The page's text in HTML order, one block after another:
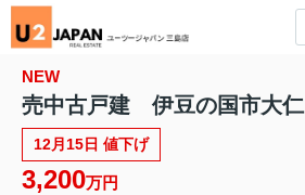
NEW
売中古戸建 伊豆の国市大仁
12月15日 値下げ
3,200万円